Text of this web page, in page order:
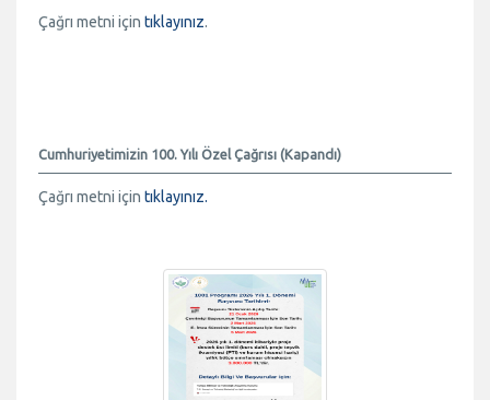
Çağrı metni için tıklayınız.
Cumhuriyetimizin 100. Yılı Özel Çağrısı (Kapandı)
Çağrı metni için tıklayınız.